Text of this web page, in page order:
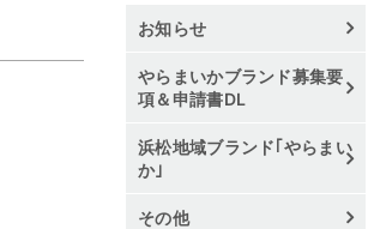
お知らせ
やらまいかブランド募集要
項＆申請書DL
浜松地域ブランド｢やらまい
か｣
その他